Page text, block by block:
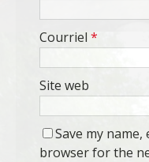
Courriel *
Site web
Save my
browser for the